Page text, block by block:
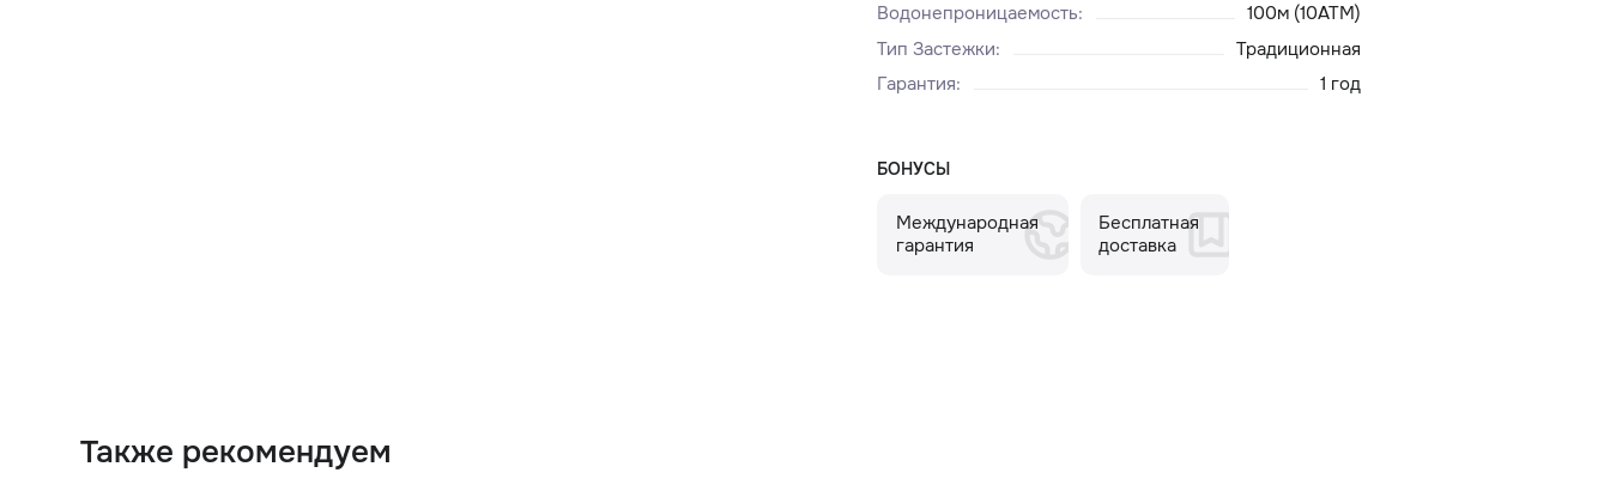
Водонепроницаемость:
100м (10ATM)
Тип Застежки:
Традиционная
Гарантия: 1 год
БОНУСЫ
Международная
гарантия
Бесплатная
доставка
Также рекомендуем